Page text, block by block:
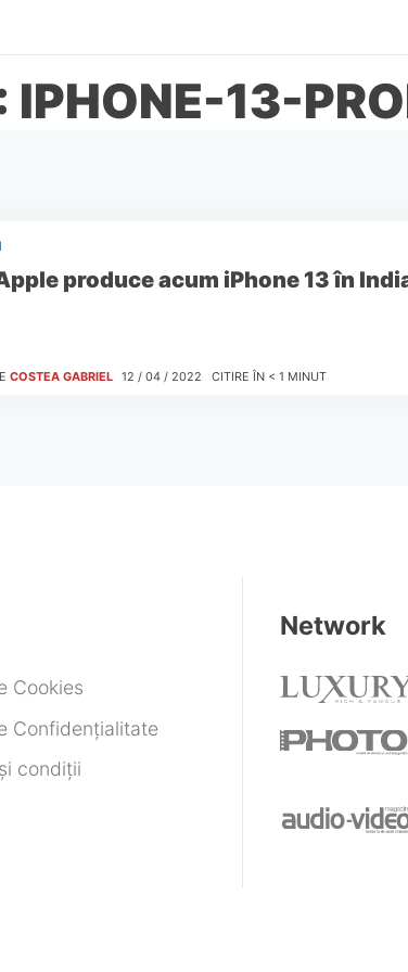
IPHONE-13-
produce acum iPhone 13 în
COSTEA GABRIEL 12 / 04 / 2022 CITIRE ÎN < 1 MINUT
Cookies
Confidențialitate
condiții
Network